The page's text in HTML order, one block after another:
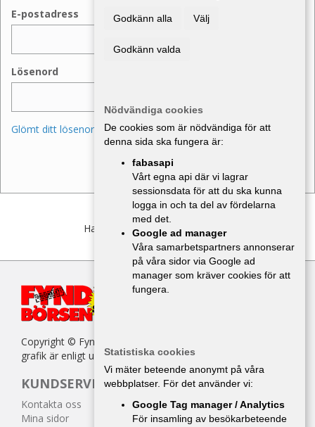
E-postadress
Lösenord
Glömt ditt lösenord?
Har du inget konto?Bli medlem
Copyright © Fyndbörsen. All kopiering av texter, bilder eller
grafik är enligt upphovsrättslagen förbjuden.
KUNDSERVICE
Kontakta oss
Mina sidor
Godkänn alla Välj
Godkänn valda
Nödvändiga cookies
De cookies som är nödvändiga för att
denna sida ska fungera är:
fabasapi
Vårt egna api där vi lagrar
sessionsdata för att du ska kunna
logga in och ta del av fördelarna
med det.
Google ad manager
Våra samarbetspartners annonserar
på våra sidor via Google ad
manager som kräver cookies för att
fungera.
Statistiska cookies
Vi mäter beteende anonymt på våra
webbplatser. För det använder vi:
Google Tag manager / Analytics
För insamling av besökarbeteende